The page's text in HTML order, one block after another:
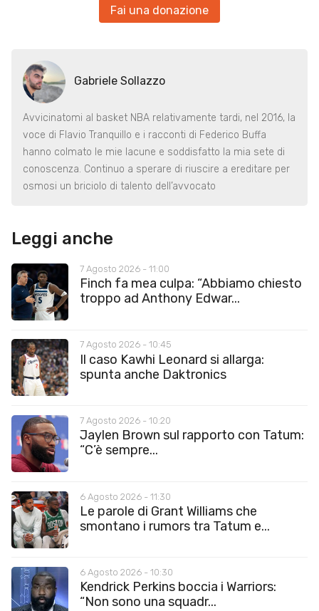
Fai una donazione
Gabriele Sollazzo
Avvicinatomi al basket NBA relativamente tardi, nel 2016, la
voce di Flavio Tranquillo e i racconti di Federico Buffa
hanno colmato le mie lacune e soddisfatto la mia sete di
conoscenza. Continuo a sperare di riuscire a ereditare per
osmosi un briciolo di talento dell’avvocato
Leggi anche
7 Agosto 2026 - 11:00
Finch fa mea culpa: “Abbiamo chiesto
troppo ad Anthony Edwar...
7 Agosto 2026 - 10:45
Il caso Kawhi Leonard si allarga:
spunta anche Daktronics
7 Agosto 2026 - 10:20
Jaylen Brown sul rapporto con Tatum:
“C’è sempre...
6 Agosto 2026 - 11:30
Le parole di Grant Williams che
smontano i rumors tra Tatum e...
6 Agosto 2026 - 10:30
Kendrick Perkins boccia i Warriors:
“Non sono una squadr...